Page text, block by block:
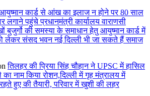
कार्ड से आंख का इलाज न होने पर 80 साल
लगाने पहुंचे प्रधानमंत्री कार्यालय वाराणसी
की समस्या के समाधान हेतु आयुष्मान कार्ड में
लेकर संसद भवन नई दिल्ली भी जा सकते हैं समाज
तिलहर की प्रिया सिंह चौहान ने UPSC में हासिल
नाम किया रोशन,दिल्ली में गृह मंत्रालय में
हुए की तैयारी, परिवार में खुशी की लहर